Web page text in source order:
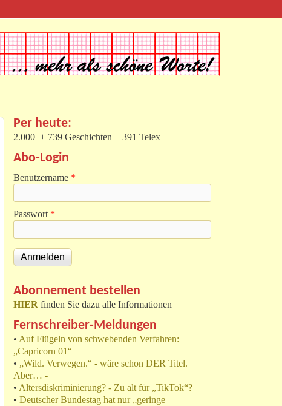
Per heute:
2.000 + 739 Geschichten + 391 Telex
Abo-Login
Benutzername *
Passwort *
Abonnement bestellen
HIER finden Sie dazu alle Informationen
Fernschreiber-Meldungen
• Auf Flügeln von schwebenden Verfahren:
„Capricorn 01“
• „Wild. Verwegen.“ - wäre schon DER Titel.
Aber… -
• Altersdiskriminierung? - Zu alt für „TikTok“?
• Deutscher Bundestag hat nur „geringe